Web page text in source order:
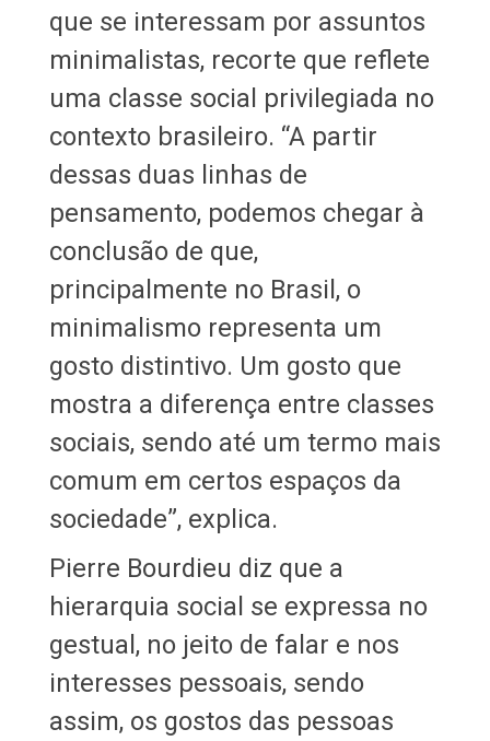
que se interessam por assuntos
minimalistas, recorte que reflete
uma classe social privilegiada no
contexto brasileiro. “A partir
dessas duas linhas de
pensamento, podemos chegar à
conclusão de que,
principalmente no Brasil, o
minimalismo representa um
gosto distintivo. Um gosto que
mostra a diferença entre classes
sociais, sendo até um termo mais
comum em certos espaços da
sociedade”, explica.
Pierre Bourdieu diz que a
hierarquia social se expressa no
gestual, no jeito de falar e nos
interesses pessoais, sendo
assim, os gostos das pessoas